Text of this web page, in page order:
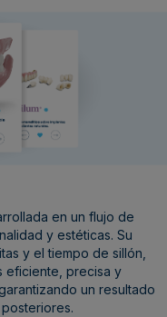
en un flujo de
y estéticas. Su
y el tiempo de sillón,
eficiente, precisa y
un resultado